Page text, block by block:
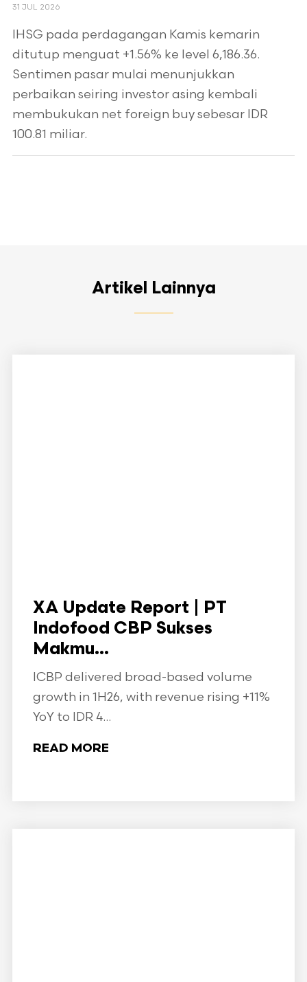
31 JUL 2026
IHSG pada perdagangan Kamis kemarin
ditutup menguat +1.56% ke level 6,186.36.
Sentimen pasar mulai menunjukkan
perbaikan seiring investor asing kembali
membukukan net foreign buy sebesar IDR
100.81 miliar.
Artikel Lainnya
XA Update Report | PT
Indofood CBP Sukses
Makmu...
ICBP delivered broad-based volume
growth in 1H26, with revenue rising +11%
YoY to IDR 4...
READ MORE